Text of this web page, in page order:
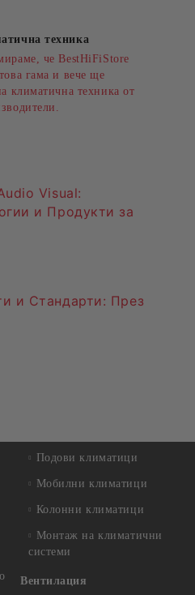
техника
че BestHiFiStore
гама и вече ще
климатична техника от
Visual:
и Продукти за
и Стандарти: През
Подови климатици
Мобилни климатици
Колонни климатици
Монтаж на климатични
системи
Вентилация